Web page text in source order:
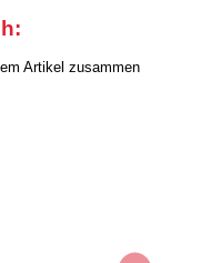
Artikel zusammen